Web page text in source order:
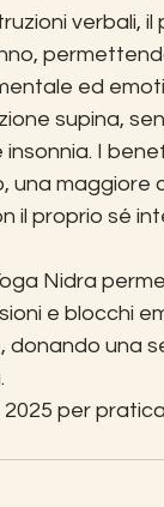
verbali,
ed
supina,
I
una maggiore
il proprio sé
Nidra
e blocchi
una
per